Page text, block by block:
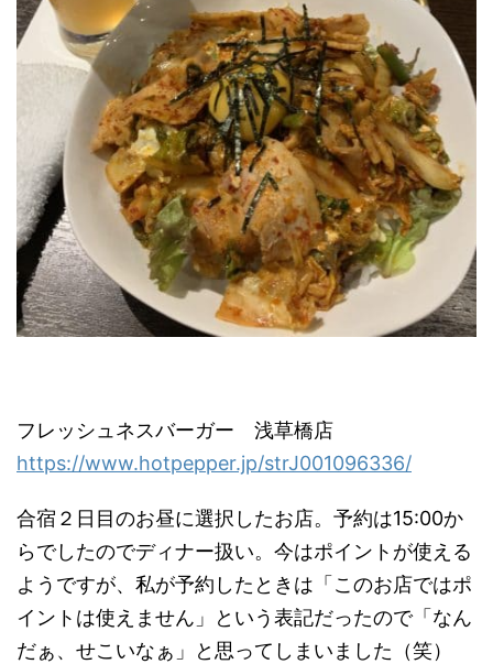
フレッシュネスバーガー 浅草橋店
https://www.hotpepper.jp/strJ001096336/
合宿２日目のお昼に選択したお店。予約は15:00か
らでしたのでディナー扱い。今はポイントが使える
ようですが、私が予約したときは「このお店ではポ
イントは使えません」という表記だったので「なん
だぁ、せこいなぁ」と思ってしまいました（笑）